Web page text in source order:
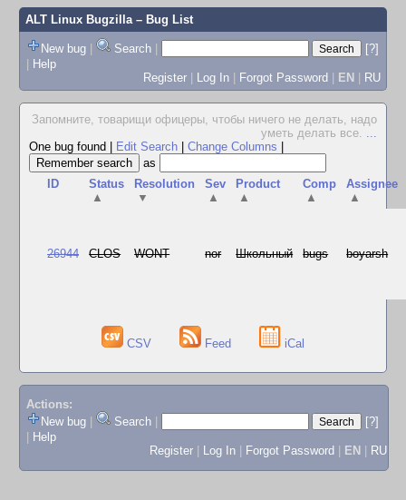
ALT Linux Bugzilla– Bug List
New bug | Search |
[?]
| Help
Register | Log In | Forgot Password | EN | RU
Запомните, товарищи офицеры, чтобы ничего не делать, надо
уметь делать все. ...
One bug found
Edit Search Change Columns
as
ID
Status
▲
Resolution
▼
Sev
▲
Product
▲
Comp
▲
Assignee
▲
26944 CLOS WONT nor Школьный bugs boyarsh
CSV Feed iCal
Actions:
New bug
Search
[?]
Help
Register
Log In Forgot Password EN RU